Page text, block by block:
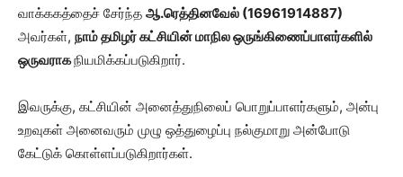
வாக்ககத்தைச் சேர்ந்த ஆ.ரெத்தினவேல் (16961914887)
அவர்கள், நாம் தமிழர் கட்சியின் மாநில ஒருங்கிணைப்பாளர்களில்
ஒருவராகநியமிக்கப்படுகிறார்.
இவருக்கு, கட்சியின் அனைத்துநிலைப் பொறுப்பாளர்களும், அன்பு
உறவுகள் அனைவரும் முழு ஒத்துழைப்பு நல்குமாறு அன்போடு
கேட்டுக் கொள்ளப்படுகிறார்கள்.